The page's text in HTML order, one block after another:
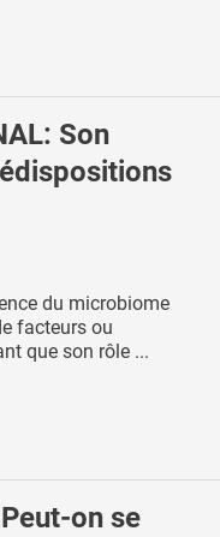
Son
du microbiome
facteurs ou
que son rôle ...
on se